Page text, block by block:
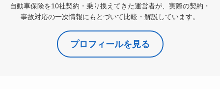
自動車保険を10社契約・乗り換えてきた運営者が、実際の契約・
事故対応の一次情報にもとづいて比較・解説しています。
プロフィールを見る